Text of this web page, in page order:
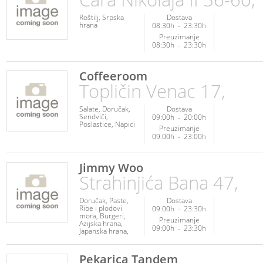
Srpska hrana
Veganska hrana
Vegetarijanska
hrana
Roštilj Srpska
hrana
Dostava
08:30h - 23:30h
Preuzimanje
08:30h - 23:30h
Coffeeroom
Topličin Venac 17,
Salate Doručak
Sendviči
Poslastice Napici
Dostava
09:00h - 20:00h
Preuzimanje
09:00h - 23:00h
Jimmy Woo
Strahinjića Bana 47,
Doručak Paste
Ribe i plodovi
mora Burgeri
Azijska hrana
Japanska hrana
Poslastice
Dostava
09:00h - 23:30h
Preuzimanje
09:00h - 23:30h
Pekarica Tandem